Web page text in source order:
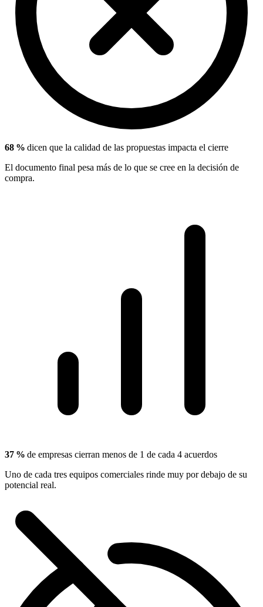
68 % dicen que la calidad de las propuestas impacta el cierre
El documento final pesa más de lo que se cree en la decisión de
compra.
37 % de empresas cierran menos de 1 de cada 4 acuerdos
Uno de cada tres equipos comerciales rinde muy por debajo de su
potencial real.